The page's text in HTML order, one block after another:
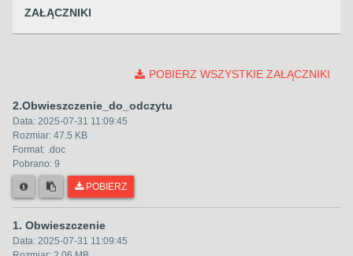
ZAŁĄCZNIKI
POBIERZ WSZYSTKIE ZAŁĄCZNIKI
2.Obwieszczenie_do_odczytu
Data: 2025-07-31 11:09:45
Rozmiar: 47.5 KB
Format: .doc
Pobrano: 9
POBIERZ
1. Obwieszczenie
Data: 2025-07-31 11:09:45